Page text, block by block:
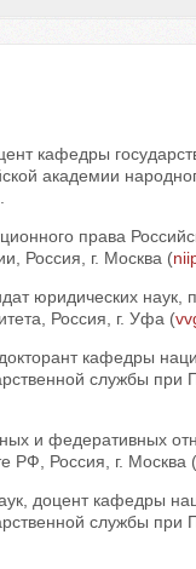
кафедры
академии
права
Россия, г. Москва (
юридических
Россия, г. Уфа (
кафедры
службы при
и федеративных
РФ, Россия, г. Москва (
доцент кафедры
службы при